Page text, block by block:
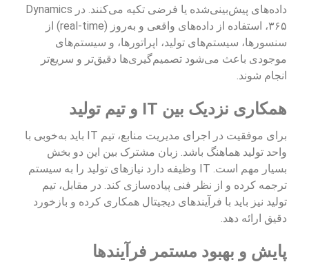
داده‌های پیش‌بینی‌شده یا فرضی تکیه می‌کنند. در Dynamics
۳۶۵، استفاده از داده‌های واقعی و به‌روز (real-time) از
سنسورها، سیستم‌های تولید، اپراتورها، و سیستم‌های
موجودی باعث می‌شود تصمیم‌گیری‌ها دقیق‌تر و سریع‌تر
انجام شوند.
همکاری نزدیک بین IT و تیم تولید
برای موفقیت در اجرای مدیریت منابع، تیم IT باید به‌خوبی با
واحد تولید هماهنگ باشد. زبان مشترک بین این دو بخش
بسیار مهم است. IT وظیفه دارد نیازهای تولید را به سیستم
ترجمه کرده و از نظر فنی پیاده‌سازی کند. در مقابل، تیم
تولید نیز باید با فرآیندهای دیجیتال همکاری کرده و بازخورد
دقیق ارائه دهد.
پایش و بهبود مستمر فرآیندها